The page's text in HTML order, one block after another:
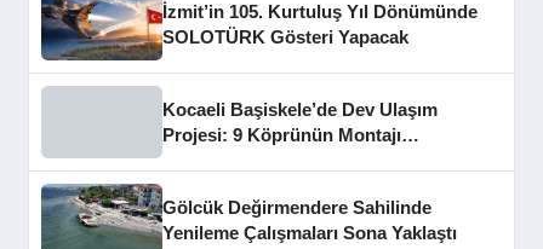
İzmit’in 105. Kurtuluş Yıl Dönümünde
SOLOTÜRK Gösteri Yapacak
Kocaeli Başiskele’de Dev Ulaşım
Projesi: 9 Köprünün Montajı
Gölcük Değirmendere Sahilinde
Yenileme Çalışmaları Sona Yaklaştı